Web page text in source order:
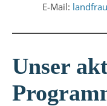
E-Mail:
Unser